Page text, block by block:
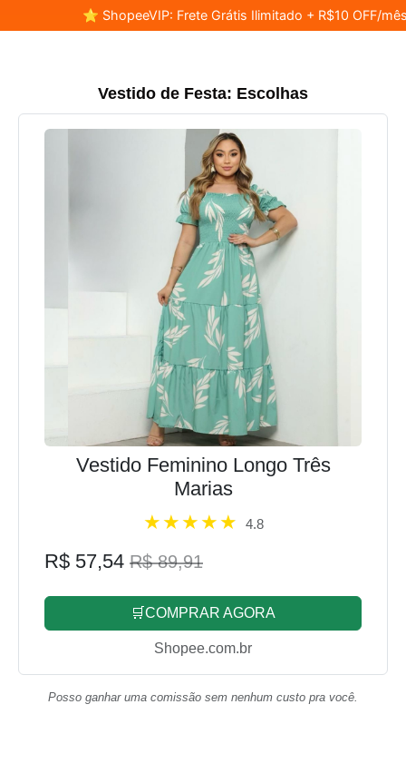
⭐ ShopeeVIP: Frete Grátis Ilimitado + R$10 OFF/
Vestido de Festa: Escolhas
Vestido Feminino Longo Três
Marias
4.8
R$ 57,54 R$ 89,91
🛒COMPRAR AGORA
Shopee.com.br
Posso ganhar uma comissão sem nenhum custo pra você.